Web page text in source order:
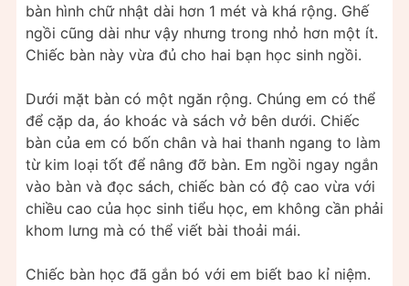
bàn hình chữ nhật dài hơn 1 mét và khá rộng. Ghế
ngồi cũng dài như vậy nhưng trong nhỏ hơn một ít.
Chiếc bàn này vừa đủ cho hai bạn học sinh ngồi.
Dưới mặt bàn có một ngăn rộng. Chúng em có thể
để cặp da, áo khoác và sách vở bên dưới. Chiếc
bàn của em có bốn chân và hai thanh ngang to làm
từ kim loại tốt để nâng đỡ bàn. Em ngồi ngay ngắn
vào bàn và đọc sách, chiếc bàn có độ cao vừa với
chiều cao của học sinh tiểu học, em không cần phải
khom lưng mà có thể viết bài thoải mái.
Chiếc bàn học đã gắn bó với em biết bao kỉ niệm.